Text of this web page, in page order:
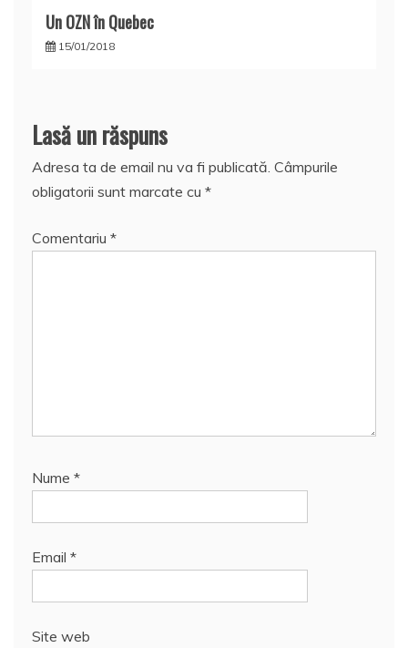
Un OZN în Quebec
15/01/2018
Lasă un răspuns
Adresa ta de email nu va fi publicată. Câmpurile
obligatorii sunt marcate cu *
Comentariu *
Nume *
Email *
Site web